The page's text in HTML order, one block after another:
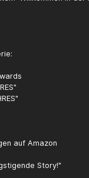
auf Amazon
Story!"